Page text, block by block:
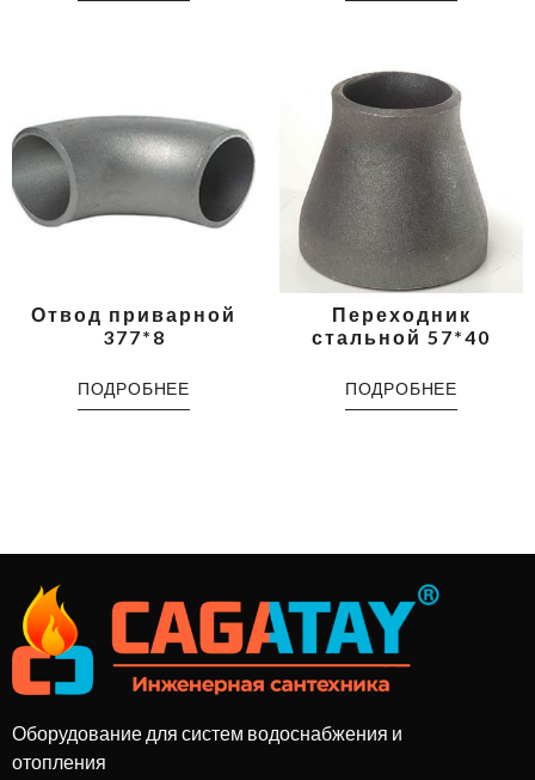
Отвод приварной
377*8
ПОДРОБНЕЕ
Переходник
стальной 57*40
ПОДРОБНЕЕ
Оборудование для систем водоснабжения и
отопления